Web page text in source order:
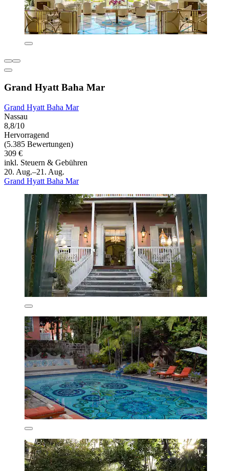
Grand Hyatt Baha Mar
Grand Hyatt Baha Mar
Nassau
8,8/10
Hervorragend
(5.385 Bewertungen)
309 €
inkl. Steuern & Gebühren
20. Aug.–21. Aug.
Grand Hyatt Baha Mar